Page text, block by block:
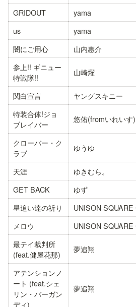
GRIDOUT
yama
us
yama
闇にご用心
山内惠介
参上!! ギニュー
特戦隊!!
山崎燿
関白宣言
ヤングスキニー
特装合体!ジョ
ブレイバー
悠佑(fromいれいす)
クローバー・ク
ラブ
ゆうゆ
天涯
ゆきむら。
GET BACK
ゆず
星追い達の祈り
UNISON
メロウ
UNISON
最テイ裁判所
(feat.健屋花那)
夢追翔
アテンションノ
ート (feat.シェ
リン・バーガン
ディ)
夢追翔